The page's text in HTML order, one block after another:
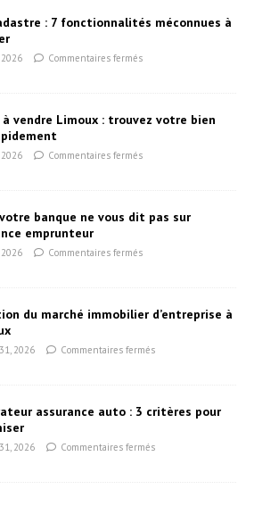
: 7 fonctionnalités méconnues à
Commentaires fermés
à vendre Limoux : trouvez votre bien
Commentaires fermés
banque ne vous dit pas sur
emprunteur
Commentaires fermés
du marché immobilier d’entreprise à
2026 Commentaires fermés
assurance auto : 3 critères pour
2026 Commentaires fermés